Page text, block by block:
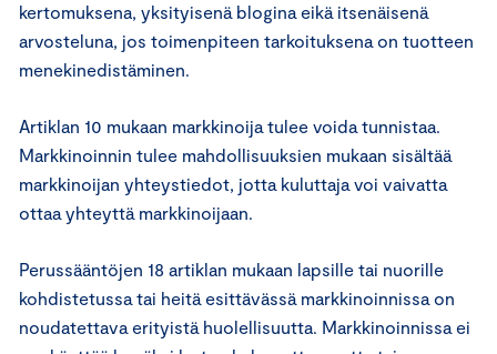
kertomuksena, yksityisenä blogina eikä itsenäisenä
arvosteluna, jos toimenpiteen tarkoituksena on tuotteen
menekinedistäminen.
Artiklan 10 mukaan markkinoija tulee voida tunnistaa.
Markkinoinnin tulee mahdollisuuksien mukaan sisältää
markkinoijan yhteystiedot, jotta kuluttaja voi vaivatta
ottaa yhteyttä markkinoijaan.
Perussääntöjen 18 artiklan mukaan lapsille tai nuorille
kohdistetussa tai heitä esittävässä markkinoinnissa on
noudatettava erityistä huolellisuutta. Markkinoinnissa ei